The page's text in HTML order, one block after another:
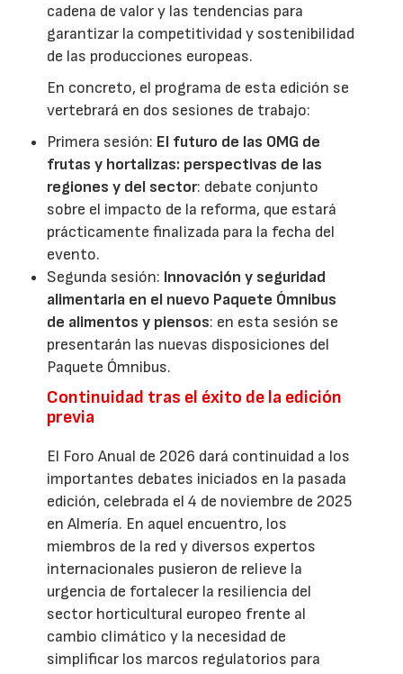
cadena de valor y las tendencias para
garantizar la competitividad y sostenibilidad
de las producciones europeas.
En concreto, el programa de esta edición se
vertebrará en dos sesiones de trabajo:
Primera sesión: El futuro de las OMG de
frutas y hortalizas: perspectivas de las
regiones y del sector: debate conjunto
sobre el impacto de la reforma, que estará
prácticamente finalizada para la fecha del
evento.
Segunda sesión: Innovación y seguridad
alimentaria en el nuevo Paquete Ómnibus
de alimentos y piensos: en esta sesión se
presentarán las nuevas disposiciones del
Paquete Ómnibus.
Continuidad tras el éxito de la edición
previa
El Foro Anual de 2026 dará continuidad a los
importantes debates iniciados en la pasada
edición, celebrada el 4 de noviembre de 2025
en Almería. En aquel encuentro, los
miembros de la red y diversos expertos
internacionales pusieron de relieve la
urgencia de fortalecer la resiliencia del
sector horticultural europeo frente al
cambio climático y la necesidad de
simplificar los marcos regulatorios para